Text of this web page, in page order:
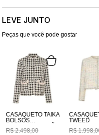
LEVE JUNTO
Peças que você pode gostar
CASAQUETO TAIKA
BOLSOS
BORDADOS A MÃO
R$ 2.498,00
TWEED
R$ 1.998,